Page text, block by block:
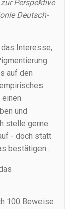
Perspektive
Deutsch-
Interesse,
auf den
und
stelle gerne
- doch statt
bestätigen...
100 Beweise